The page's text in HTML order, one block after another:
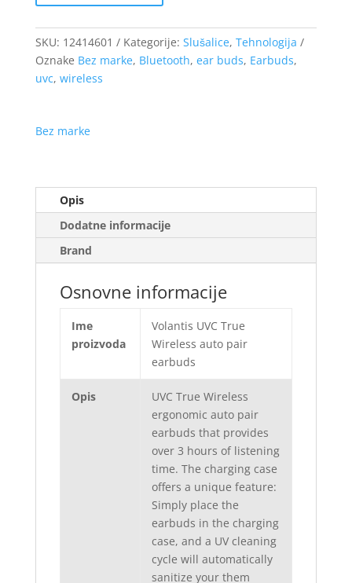
SKU: 12414601 Kategorije: Slušalice, Tehnologija
Oznake Bez marke, Bluetooth, ear buds, Earbuds,
uvc, wireless
Bez marke
Opis
Dodatne informacije
Brand
Osnovne informacije
Ime
proizvoda
Volantis UVC True
Wireless auto pair
earbuds
Opis
UVC True Wireless
ergonomic auto pair
earbuds that provides
over 3 hours of listening
time. The charging case
offers a unique feature:
Simply place the
earbuds in the charging
case, and a UV cleaning
cycle will automatically
sanitize your them